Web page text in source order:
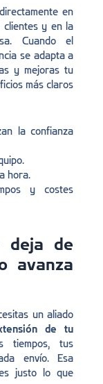
en
y en la
Cuando el
se adapta a
y mejoras tu
más claros
la confianza
hora.
y costes
deja de
avanza
un aliado
de tu
tiempos, tus
envío. Esa
justo lo que